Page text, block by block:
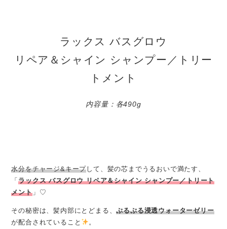
ラックス バスグロウ
リペア＆シャイン シャンプー／トリー
トメント
内容量：各490g
水分をチャージ&キープして、髪の芯までうるおいで満たす、
「ラックス バスグロウ リペア＆シャイン シャンプー／トリート
メント」♡
その秘密は、髪内部にとどまる、ぷるぷる浸透ウォーターゼリー
が配合されていること
。